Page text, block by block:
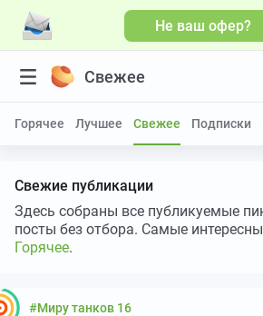
Не ваш офер?
Свежее
Горячее Лучшее Свежее Подписки
Свежие публикации
Здесь собраны все публикуемые
посты без отбора. Самые
Горячее.
#Миру танков 16